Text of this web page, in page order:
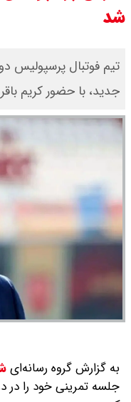
شد
تیم فوتبال پرسپولیس
جدید، با حضور کریم
به گزارش گروه رسانه‌ای
جلسه تمرینی خود را در